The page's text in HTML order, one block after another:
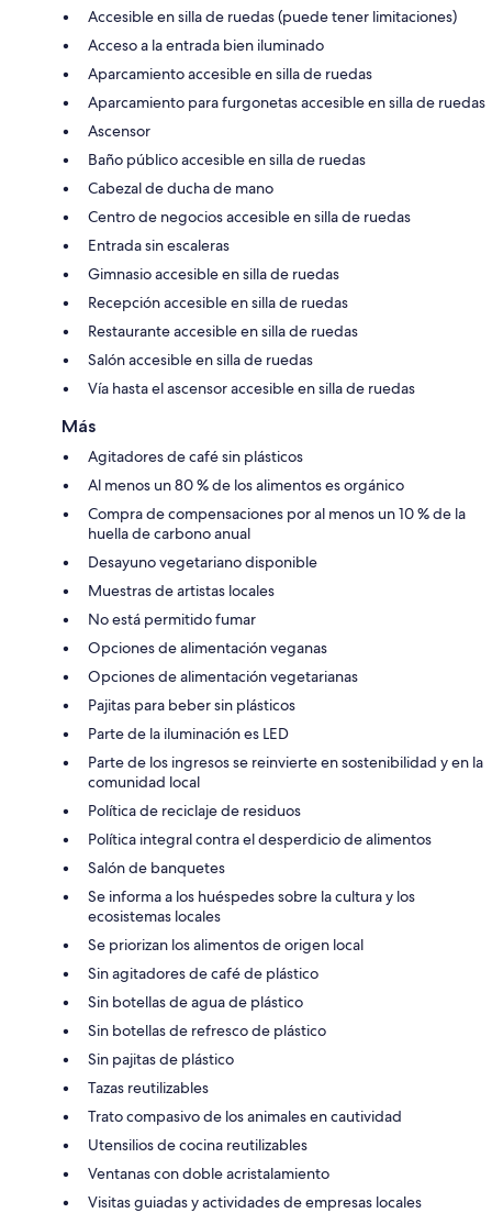
Accesible en silla de ruedas (puede tener limitaciones)
Acceso a la entrada bien iluminado
Aparcamiento accesible en silla de ruedas
Aparcamiento para furgonetas accesible en silla de ruedas
Ascensor
Baño público accesible en silla de ruedas
Cabezal de ducha de mano
Centro de negocios accesible en silla de ruedas
Entrada sin escaleras
Gimnasio accesible en silla de ruedas
Recepción accesible en silla de ruedas
Restaurante accesible en silla de ruedas
Salón accesible en silla de ruedas
Vía hasta el ascensor accesible en silla de ruedas
Más
Agitadores de café sin plásticos
Al menos un 80 % de los alimentos es orgánico
Compra de compensaciones por al menos un 10 % de la
huella de carbono anual
Desayuno vegetariano disponible
Muestras de artistas locales
No está permitido fumar
Opciones de alimentación veganas
Opciones de alimentación vegetarianas
Pajitas para beber sin plásticos
Parte de la iluminación es LED
Parte de los ingresos se reinvierte en sostenibilidad y en la
comunidad local
Política de reciclaje de residuos
Política integral contra el desperdicio de alimentos
Salón de banquetes
Se informa a los huéspedes sobre la cultura y los
ecosistemas locales
Se priorizan los alimentos de origen local
Sin agitadores de café de plástico
Sin botellas de agua de plástico
Sin botellas de refresco de plástico
Sin pajitas de plástico
Tazas reutilizables
Trato compasivo de los animales en cautividad
Utensilios de cocina reutilizables
Ventanas con doble acristalamiento
Visitas guiadas y actividades de empresas locales